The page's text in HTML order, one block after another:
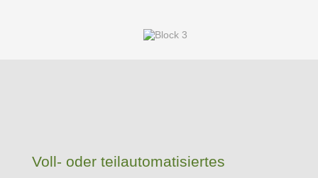
Voll- oder teilautomatisiertes